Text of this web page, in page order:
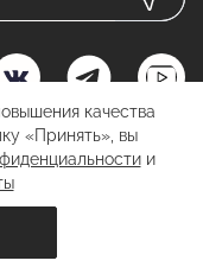
качества
«Принять», вы
и